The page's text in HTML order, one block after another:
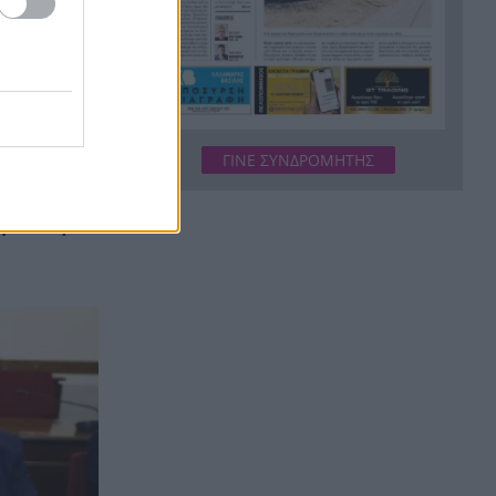
οι οι δύο Ινδοί, που
κατηγορούνται για τη
δολοφονία του 58χρονου
ψυχολόγου στο Ναύπλιο,
ΒΙΝΤΕΟ
Το Ιράν στέλνει μήνυμα στον
ΓΙΝΕ ΣΥΝΔΡΟΜΗΤΗΣ